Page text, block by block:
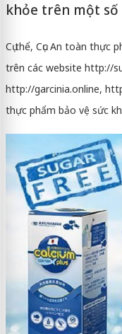
khỏe trên một số
Cụ thể, Cục An toàn
trên các website http://
http://garcinia.online,
thực phẩm bảo vệ sức